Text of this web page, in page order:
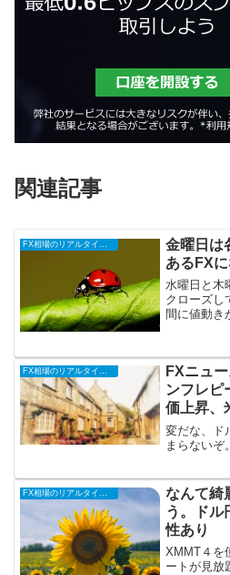
関連記事
金曜日は
あるFX
水曜日と木
クローズし
間に値動き
FX相場のリアルタイム情報
FXニュ
ンフレピ
価上昇、
変だな、ド
まらないぞ
なんて綺
う。ドル
性あり
XMMT４を
ートが見放